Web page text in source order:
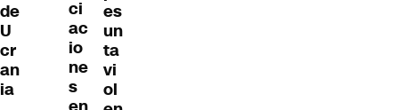
de
U
cr
an
ia
ci
ac
io
ne
s
es
un
ta
vi
ol